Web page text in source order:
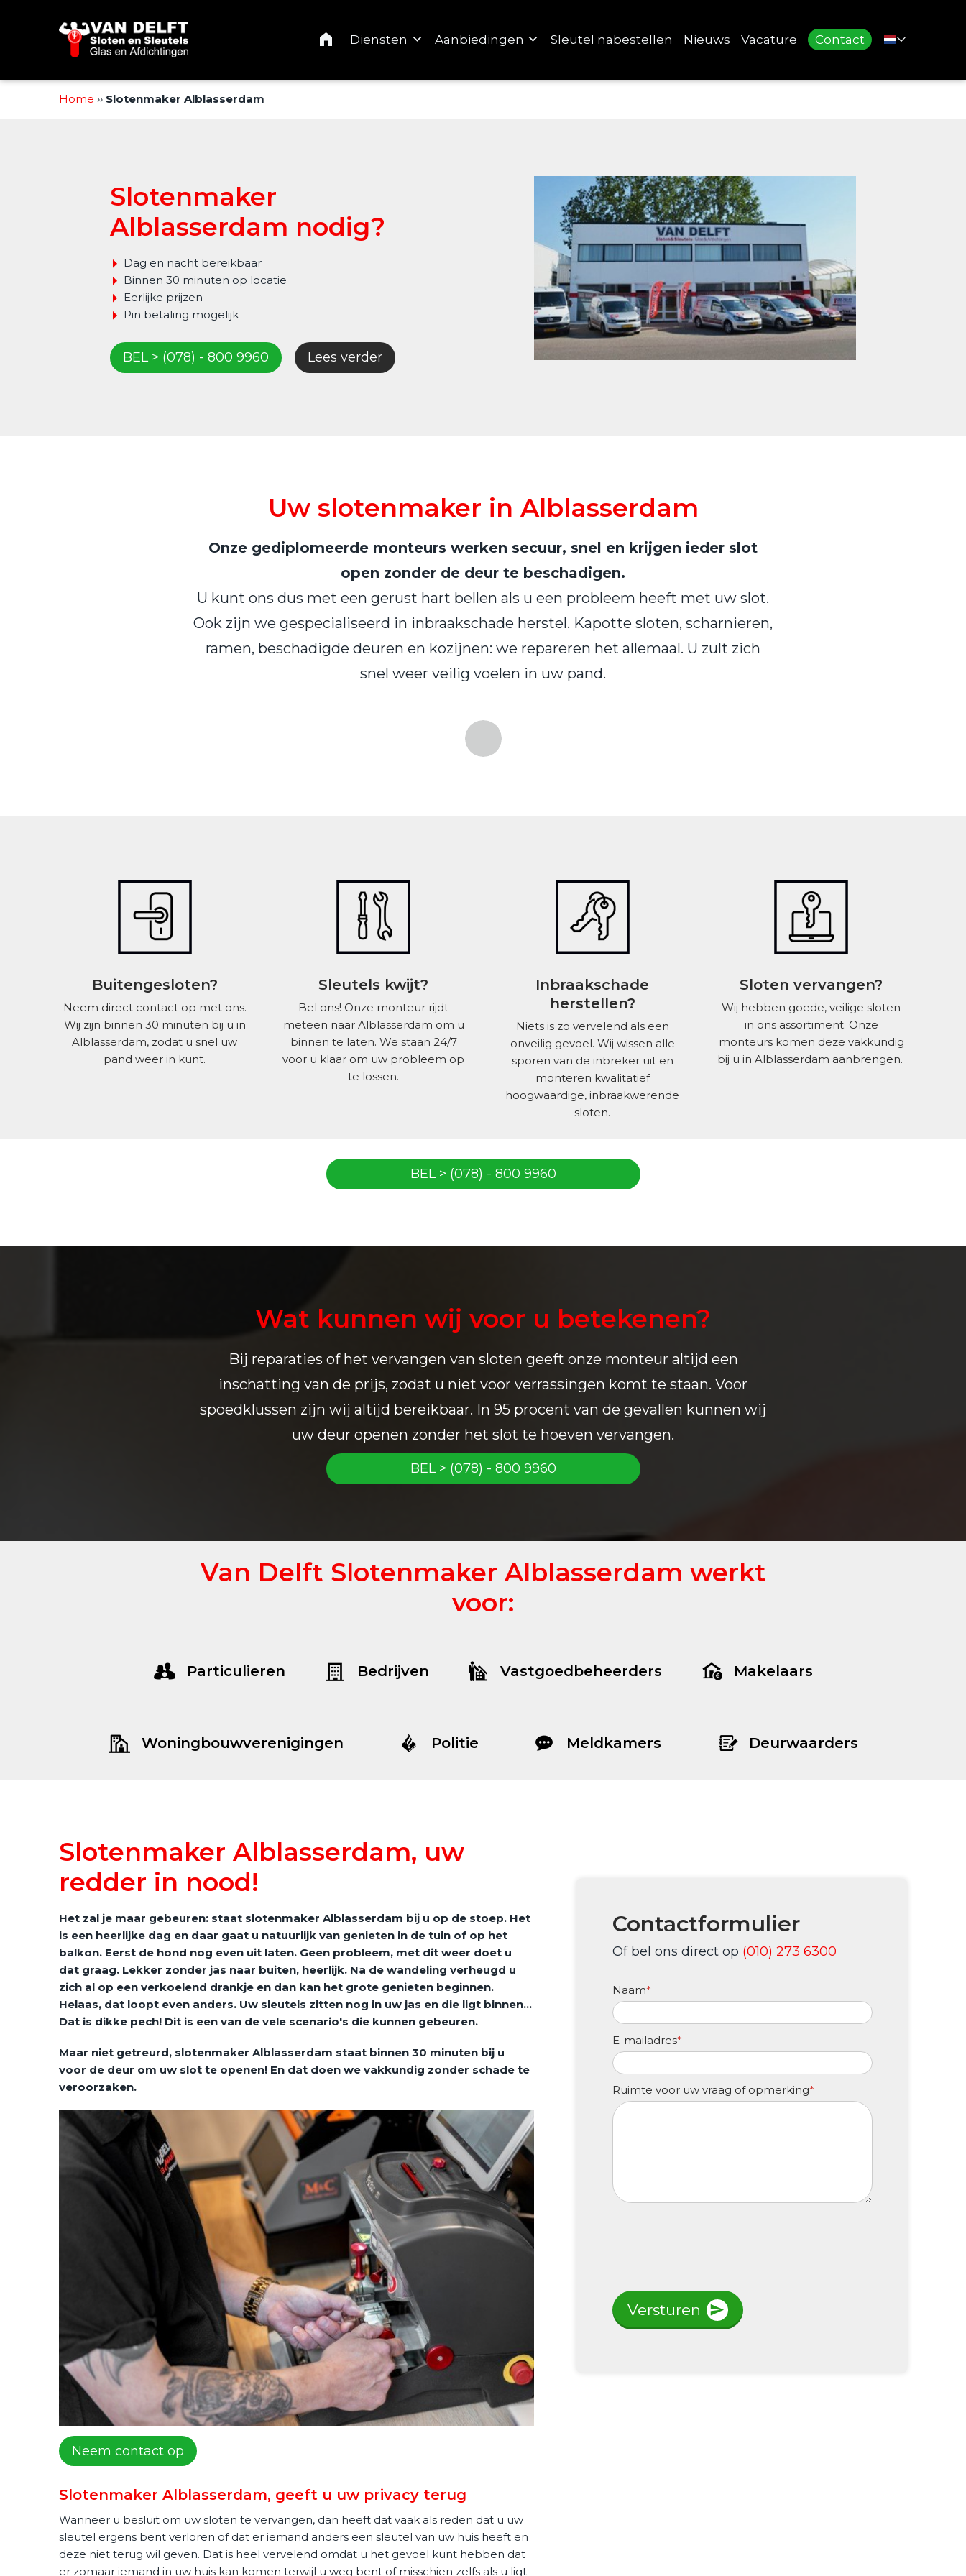
naar
Home
Diensten Aanbiedingen Sleutel nabestellen Nieuws Vacature Contact
Home ›› Slotenmaker Alblasserdam
Slotenmaker
Alblasserdam nodig?
Dag en nacht bereikbaar
Binnen 30 minuten op locatie
Eerlijke prijzen
Pin betaling mogelijk
BEL > (078) - 800 9960 Lees verder
Uw slotenmaker in Alblasserdam
Onze gediplomeerde monteurs werken secuur, snel en krijgen ieder slot
open zonder de deur te beschadigen.
U kunt ons dus met een gerust hart bellen als u een probleem heeft met uw slot.
Ook zijn we gespecialiseerd in inbraakschade herstel. Kapotte sloten, scharnieren,
ramen, beschadigde deuren en kozijnen: we repareren het allemaal. U zult zich
snel weer veilig voelen in uw pand.
Buitengesloten?
Neem direct contact op met ons.
Wij zijn binnen 30 minuten bij u in
Alblasserdam, zodat u snel uw
pand weer in kunt.
Sleutels kwijt?
Bel ons! Onze monteur rijdt
meteen naar Alblasserdam om u
binnen te laten. We staan 24/7
voor u klaar om uw probleem op
te lossen.
Inbraakschade
herstellen?
Niets is zo vervelend als een
onveilig gevoel. Wij wissen alle
sporen van de inbreker uit en
monteren kwalitatief
hoogwaardige, inbraakwerende
sloten.
Sloten vervangen?
Wij hebben goede, veilige sloten
in ons assortiment. Onze
monteurs komen deze vakkundig
bij u in Alblasserdam aanbrengen.
BEL > (078) - 800 9960
Wat kunnen wij voor u betekenen?
Bij reparaties of het vervangen van sloten geeft onze monteur altijd een
inschatting van de prijs, zodat u niet voor verrassingen komt te staan. Voor
spoedklussen zijn wij altijd bereikbaar. In 95 procent van de gevallen kunnen wij
uw deur openen zonder het slot te hoeven vervangen.
BEL > (078) - 800 9960
Van Delft Slotenmaker Alblasserdam werkt
voor:
Particulieren Bedrijven Vastgoedbeheerders Makelaars
Woningbouwverenigingen Politie Meldkamers Deurwaarders
Slotenmaker Alblasserdam, uw
redder in nood!
Het zal je maar gebeuren: staat slotenmaker Alblasserdam bij u op de stoep. Het
is een heerlijke dag en daar gaat u natuurlijk van genieten in de tuin of op het
balkon. Eerst de hond nog even uit laten. Geen probleem, met dit weer doet u
dat graag. Lekker zonder jas naar buiten, heerlijk. Na de wandeling verheugd u
zich al op een verkoelend drankje en dan kan het grote genieten beginnen.
Helaas, dat loopt even anders. Uw sleutels zitten nog in uw jas en die ligt binnen…
Dat is dikke pech! Dit is een van de vele scenario's die kunnen gebeuren.
Maar niet getreurd, slotenmaker Alblasserdam staat binnen 30 minuten bij u
voor de deur om uw slot te openen! En dat doen we vakkundig zonder schade te
veroorzaken.
Neem contact op
Slotenmaker Alblasserdam, geeft u uw privacy terug
Wanneer u besluit om uw sloten te vervangen, dan heeft dat vaak als reden dat u uw
sleutel ergens bent verloren of dat er iemand anders een sleutel van uw huis heeft en
deze niet terug wil geven. Dat is heel vervelend omdat u het gevoel kunt hebben dat
er zomaar iemand in uw huis kan komen terwijl u weg bent of misschien zelfs als u ligt
Contactformulier
Of bel ons direct op (010) 273 6300
Naam*
E-mailadres*
Ruimte voor uw vraag of opmerking*
Versturen